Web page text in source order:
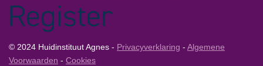
© 2024 Huidinstituut Agnes - Privacyverklaring - Algemene
Voorwaarden - Cookies